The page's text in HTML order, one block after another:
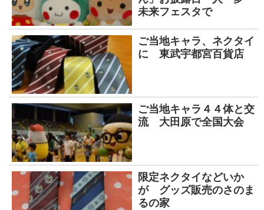
未来フェスタで
ご当地キャラ、ネクタイ
に 東武宇都宮百貨店
ご当地キャラ４４体と交
流 大田原で全国大会
限定ネクタイなどいか
が グッズ販売のさのま
るの家